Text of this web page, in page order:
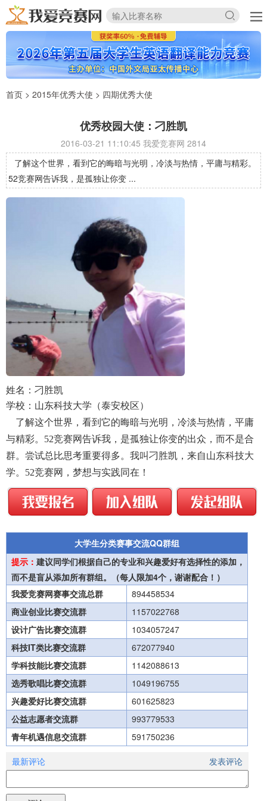
首页 > 2015年优秀大使 > 四期优秀大使
优秀校园大使：刁胜凯
2016-03-21 11:10:45 我爱竞赛网 2814
了解这个世界，看到它的晦暗与光明，冷淡与热情，平庸与精彩。
52竞赛网告诉我，是孤独让你变 ...
姓名：刁胜凯
学校：山东科技大学（泰安校区）
了解这个世界，看到它的晦暗与光明，冷淡与热情，平庸
与精彩。52竞赛网告诉我，是孤独让你变的出众，而不是合
群。尝试总比思考重要得多。我叫刁胜凯，来自山东科技大
学。52竞赛网，梦想与实践同在！
大学生分类赛事交流QQ群组
提示： 建议同学们根据自己的专业和兴趣爱好有选择性的添加，
而不是盲从添加所有群组。（每人限加4个，谢谢配合！）
我爱竞赛网赛事交流总群
894458534
商业创业比赛交流群
1157022768
设计广告比赛交流群
1034057247
科技IT类比赛交流群
672077940
学科技能比赛交流群
1142088613
选秀歌唱比赛交流群
1049196755
兴趣爱好比赛交流群
601625823
公益志愿者交流群
993779533
青年机遇信息交流群
591750236
发表评论
最新评论